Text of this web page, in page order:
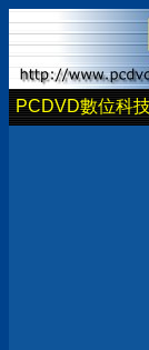
PCDVD數位科